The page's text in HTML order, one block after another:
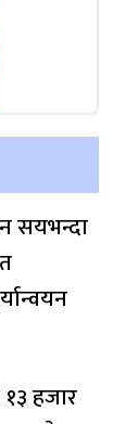
सयभन्दा
हजार